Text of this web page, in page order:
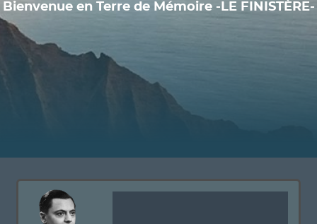
Bienvenue en Terre de Mémoire -LE FINISTÈRE-